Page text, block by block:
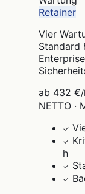
Retainer
Vier
Standard
ab 432 €
NETTO ·
✓
✓
h
✓
✓